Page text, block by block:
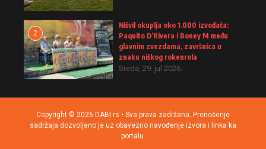
2
Nišvil okuplja oko 1.000 izvođača:
Paquito D’Rivera i Boney M među
glavnim zvezdama, završnica u
znaku niškog rokenrola
Sreda, 29. jul 2026.
Copyright © 2026 DABI.rs • Sva prava zadržana. Prenošenje
sadržaja dozvoljeno je uz obavezno navođenje izvora i linka ka
portalu.